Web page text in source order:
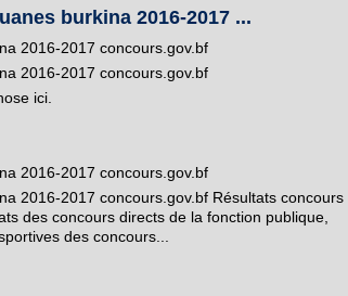
burkina 2016-2017 ...
2016-2017 concours.gov.bf
2016-2017 concours.gov.bf
ici.
2016-2017 concours.gov.bf
2016-2017 concours.gov.bf Résultats concours
des concours directs de la fonction publique,
des concours...